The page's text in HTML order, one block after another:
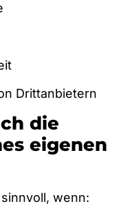
Drittanbietern
die
eigenen
wenn: